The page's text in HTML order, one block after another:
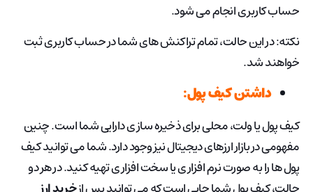
حساب کاربری انجام می شود.
نکته: در این حالت، تمام تراکنش های شما در حساب کاربری ثبت
خواهند شد.
داشتن کیف پول:
کیف پول یا ولت، محلی برای ذخیره سازی دارایی شما است. چنین
مفهومی در بازار ارزهای دیجیتال نیز وجود دارد. شما می توانید کیف
پول ها را به صورت نرم افزاری یا سخت افزاری تهیه کنید. در هر دو